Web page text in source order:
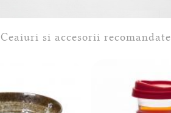
Ceaiuri si accesorii recomandate